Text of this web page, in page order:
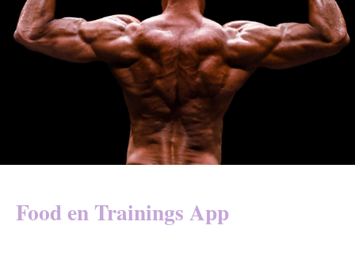
Food en Trainings App